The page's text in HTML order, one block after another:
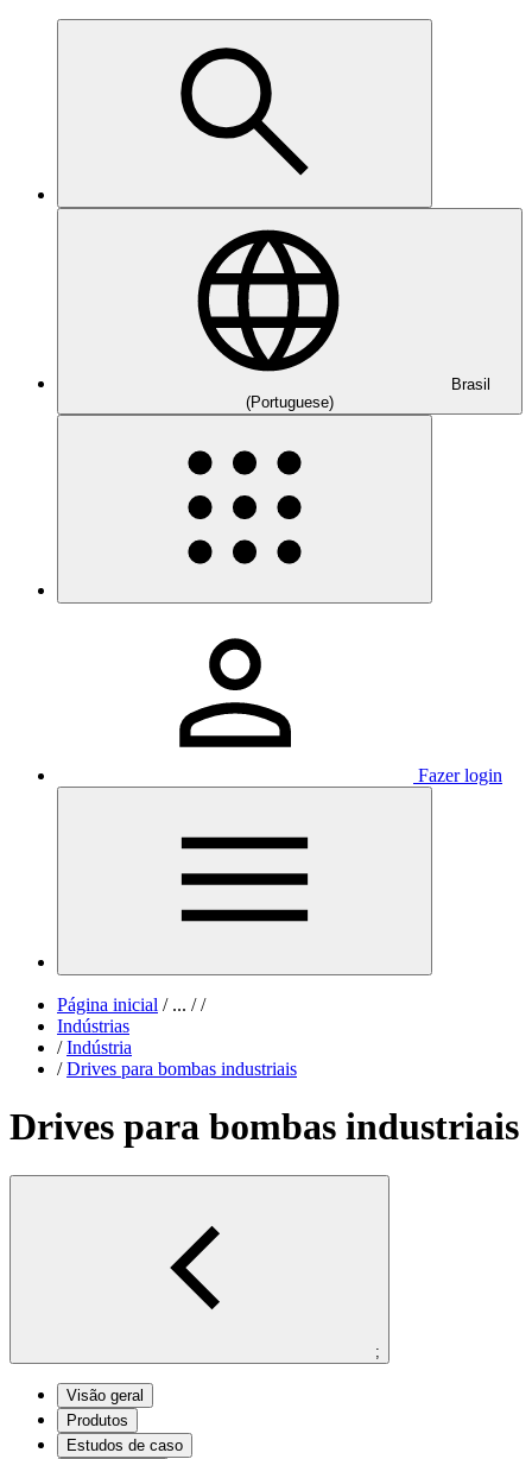
Brasil
(Portuguese)
Fazer login
Página inicial /... / /
Indústrias
/ Indústria
/ Drives para bombas industriais
Drives para bombas industriais
;
Visão geral
Produtos
Estudos de caso